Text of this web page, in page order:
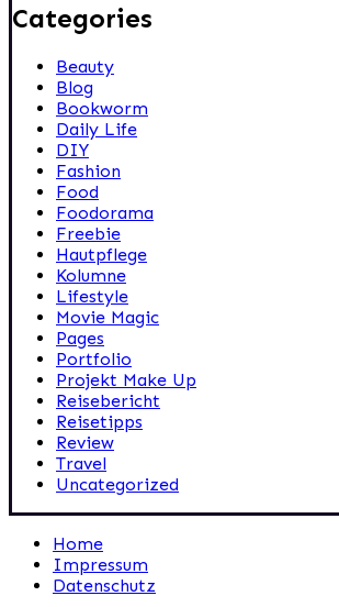
Categories
Beauty
Blog
Bookworm
Daily Life
DIY
Fashion
Food
Foodorama
Freebie
Hautpflege
Kolumne
Lifestyle
Movie Magic
Pages
Portfolio
Projekt Make Up
Reisebericht
Reisetipps
Review
Travel
Uncategorized
Home
Impressum
Datenschutz